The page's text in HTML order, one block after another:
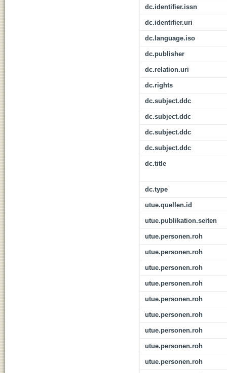
dc.identifier.issn
dc.identifier.uri
dc.language.iso
dc.publisher
dc.relation.uri
dc.rights
dc.subject.ddc
dc.subject.ddc
dc.subject.ddc
dc.subject.ddc
dc.title
dc.type
utue.quellen.id
utue.publikation.seiten
utue.personen.roh
utue.personen.roh
utue.personen.roh
utue.personen.roh
utue.personen.roh
utue.personen.roh
utue.personen.roh
utue.personen.roh
utue.personen.roh